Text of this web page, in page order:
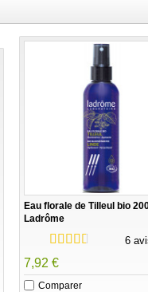
Eau florale de Tilleul bio
Ladrôme
6
7,92 €
Comparer